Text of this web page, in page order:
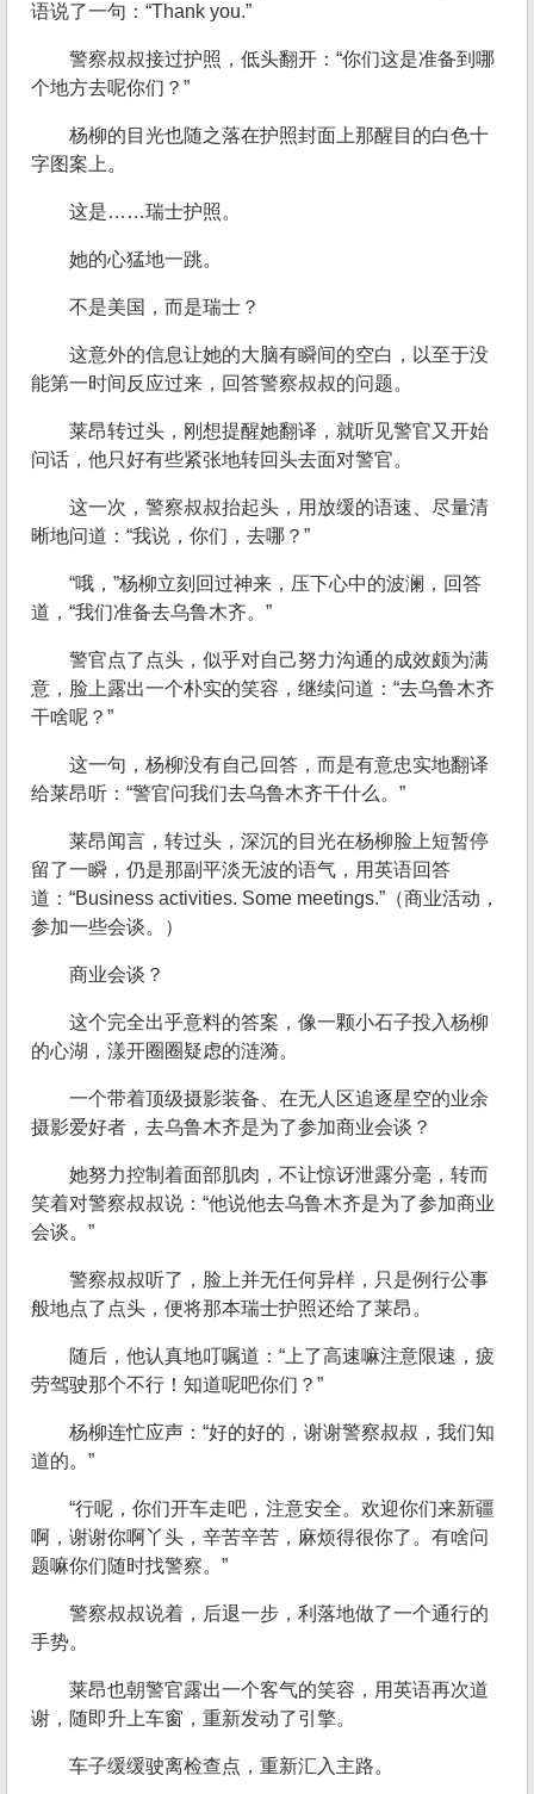
语说了一句：“Thank you.”
警察叔叔接过护照，低头翻开：“你们这是准备到哪
个地方去呢你们？”
杨柳的目光也随之落在护照封面上那醒目的白色十
字图案上。
这是……瑞士护照。
她的心猛地一跳。
不是美国，而是瑞士？
这意外的信息让她的大脑有瞬间的空白，以至于没
能第一时间反应过来，回答警察叔叔的问题。
莱昂转过头，刚想提醒她翻译，就听见警官又开始
问话，他只好有些紧张地转回头去面对警官。
这一次，警察叔叔抬起头，用放缓的语速、尽量清
晰地问道：“我说，你们，去哪？”
“哦，”杨柳立刻回过神来，压下心中的波澜，回答
道，“我们准备去乌鲁木齐。”
警官点了点头，似乎对自己努力沟通的成效颇为满
意，脸上露出一个朴实的笑容，继续问道：“去乌鲁木齐
干啥呢？”
这一句，杨柳没有自己回答，而是有意忠实地翻译
给莱昂听：“警官问我们去乌鲁木齐干什么。”
莱昂闻言，转过头，深沉的目光在杨柳脸上短暂停
留了一瞬，仍是那副平淡无波的语气，用英语回答
道：“Business activities. Some meetings.”（商业活动，
参加一些会谈。）
商业会谈？
这个完全出乎意料的答案，像一颗小石子投入杨柳
的心湖，漾开圈圈疑虑的涟漪。
一个带着顶级摄影装备、在无人区追逐星空的业余
摄影爱好者，去乌鲁木齐是为了参加商业会谈？
她努力控制着面部肌肉，不让惊讶泄露分毫，转而
笑着对警察叔叔说：“他说他去乌鲁木齐是为了参加商业
会谈。”
警察叔叔听了，脸上并无任何异样，只是例行公事
般地点了点头，便将那本瑞士护照还给了莱昂。
随后，他认真地叮嘱道：“上了高速嘛注意限速，疲
劳驾驶那个不行！知道呢吧你们？”
杨柳连忙应声：“好的好的，谢谢警察叔叔，我们知
道的。”
“行呢，你们开车走吧，注意安全。欢迎你们来新疆
啊，谢谢你啊丫头，辛苦辛苦，麻烦得很你了。有啥问
题嘛你们随时找警察。”
警察叔叔说着，后退一步，利落地做了一个通行的
手势。
莱昂也朝警官露出一个客气的笑容，用英语再次道
谢，随即升上车窗，重新发动了引擎。
车子缓缓驶离检查点，重新汇入主路。